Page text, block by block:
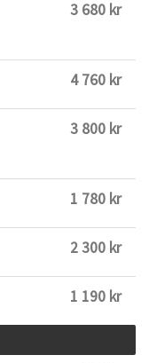
3 680 kr
4 760 kr
3 800 kr
1 780 kr
2 300 kr
1 190 kr